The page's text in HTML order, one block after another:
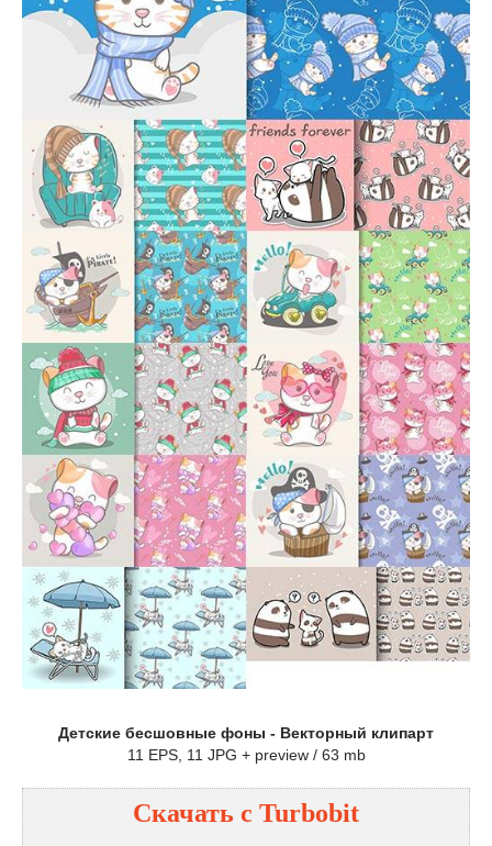
Детские бесшовные фоны - Векторный клипарт
11 EPS, 11 JPG + preview / 63 mb
Скачать с Turbobit